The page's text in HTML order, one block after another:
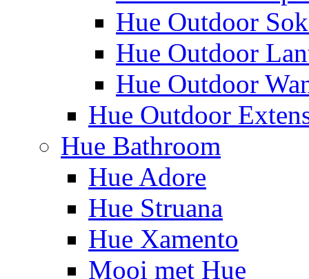
Hue Outdoor
Hue Outdoor
Hue Outdoor
Hue Outdoor
Hue Bathroom
Hue Adore
Hue Struana
Hue Xamento
Mooi met Hue